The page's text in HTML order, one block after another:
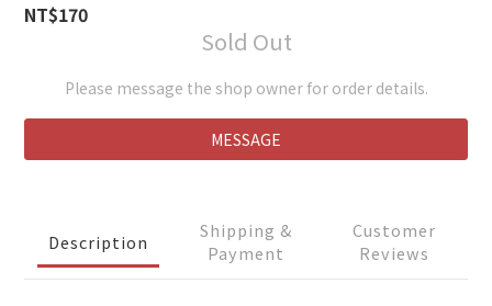
NT$170
Sold Out
Please message the shop owner for order details.
MESSAGE
Description
Shipping &
Payment
Customer
Reviews